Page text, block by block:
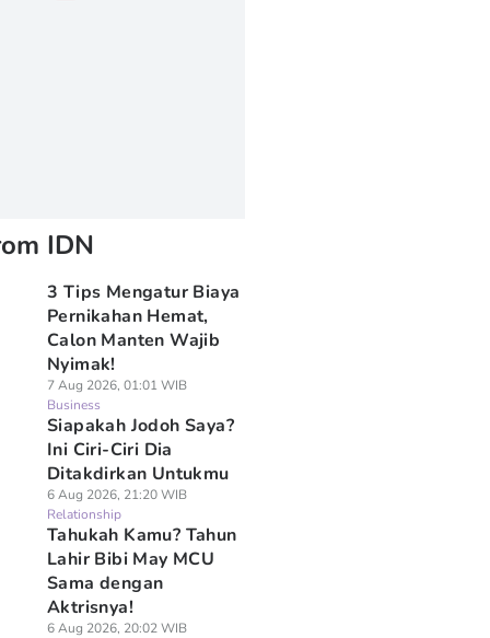
IDN
3 Tips Mengatur Biaya
Pernikahan Hemat,
Calon Manten Wajib
Nyimak!
7 Aug 2026, 01:01 WIB
Business
Siapakah Jodoh Saya?
Ini Ciri-Ciri Dia
Ditakdirkan Untukmu
6 Aug 2026, 21:20 WIB
Relationship
Tahukah Kamu? Tahun
Lahir Bibi May MCU
Sama dengan
Aktrisnya!
6 Aug 2026, 20:02 WIB